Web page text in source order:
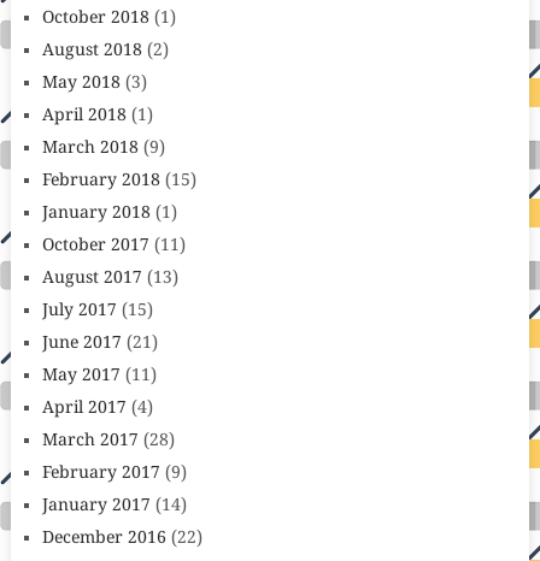
October 2018(1)
August 2018(2)
May 2018(3)
April 2018(1)
March 2018(9)
February 2018(15)
January 2018(1)
October 2017 (11)
August 2017 (13)
July 2017 (15)
June 2017 (21)
May 2017 (11)
April 2017 (4)
March 2017 (28)
February 2017 (9)
January 2017 (14)
December 2016 (22)